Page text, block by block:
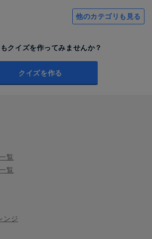
他のカテゴリも見る
クイズを作ってみませんか？
クイズを作る
覧
覧
ンジ